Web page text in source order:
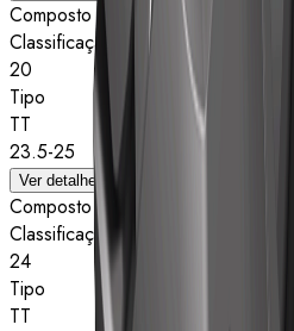
Composto
Classificação de estrelas
20
Tipo
TT
23.5-25
Ver detalhes
Composto
Classificação de estrelas
24
Tipo
TT